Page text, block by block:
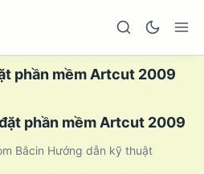
phần mềm Artcut 2009
phần mềm Artcut 2009
Bắcin Hướng dẫn kỹ thuật